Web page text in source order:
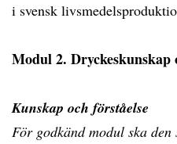
i svensk
Modul 2.
Kunskap och förståelse
För godkänd modul ska den